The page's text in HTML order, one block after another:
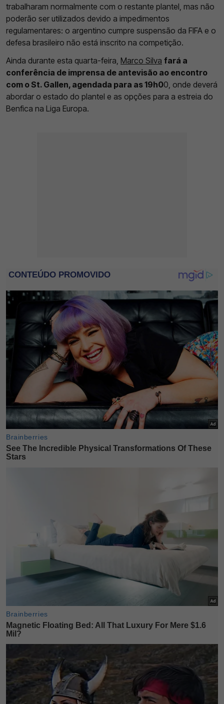
trabalharam normalmente com o restante plantel, mas não
poderão ser utilizados devido a impedimentos
regulamentares: o argentino cumpre suspensão da FIFA e o
defesa brasileiro não está inscrito na competição.
Ainda durante esta quarta-feira, Marco Silva fará a
conferência de imprensa de antevisão ao encontro
com o St. Gallen, agendada para as 19h00, onde deverá
abordar o estado do plantel e as opções para a estreia do
Benfica na Liga Europa.